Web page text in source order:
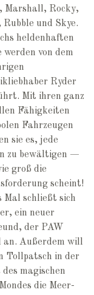
Marshall, Rocky,
Rubble und Skye.
heldenhaften
werden von dem
Ryder
Mit ihren ganz
Fähigkeiten
Fahrzeugen
sie es, jede
zu bewältigen —
groß die
scheint!
Mal schließt sich
ein neuer
der PAW
an. Außerdem will
Tollpatsch in der
magischen
die Meer-